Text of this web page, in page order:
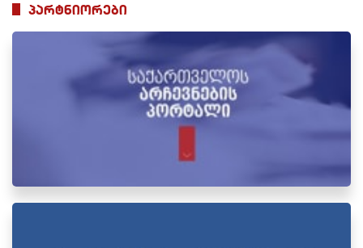
პარტნიორები